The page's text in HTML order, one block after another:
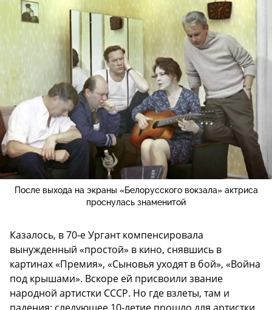
После выхода на экраны «Белорусского вокзала» актриса
проснулась знаменитой
Казалось, в 70-е Ургант компенсировала
вынужденный «простой» в кино, снявшись в
картинах «Премия», «Сыновья уходят в бой», «Война
под крышами». Вскоре ей присвоили звание
народной артистки СССР. Но где взлеты, там и